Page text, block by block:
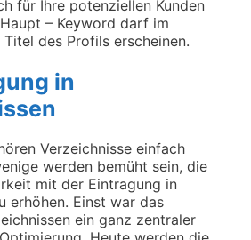
für Ihre potenziellen Kunden
– Keyword darf im
des Profils erscheinen.
in
Verzeichnisse einfach
werden bemüht sein, die
mit der Eintragung in
erhöhen. Einst war das
ein ganz zentraler